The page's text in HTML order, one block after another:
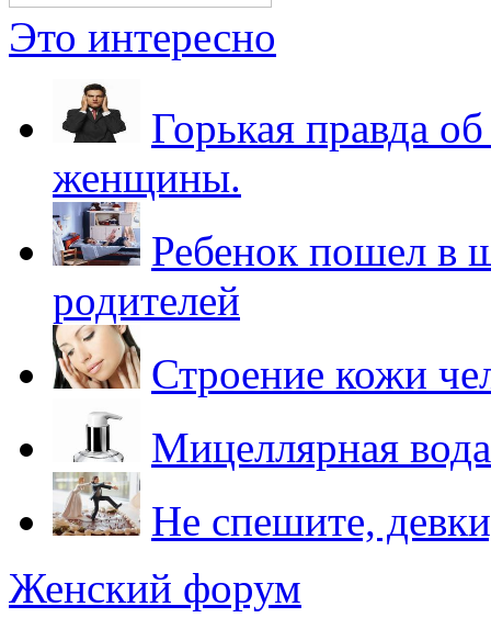
Это интересно
Горькая правда
женщины.
Ребенок пошел в
родителей
Строение кожи
Мицеллярная
Не спешите,
Женский форум